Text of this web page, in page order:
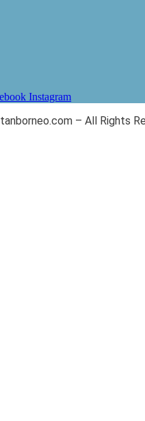
Instagram
– All Rights